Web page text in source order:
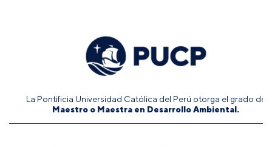
La Pontificia Universidad Católica del Perú otorga el grado de
Maestro o Maestra en Desarrollo Ambiental.